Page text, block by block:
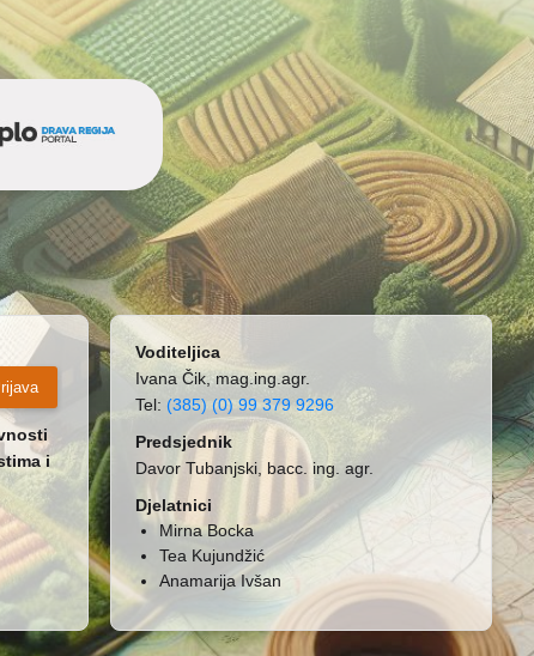
i
Voditeljica
Ivana Čik, mag.ing.agr.
Tel:(385) (0) 99 379 9296
Predsjednik
Davor Tubanjski, bacc. ing. agr.
Djelatnici
Mirna Bocka
Tea Kujundžić
Anamarija Ivšan